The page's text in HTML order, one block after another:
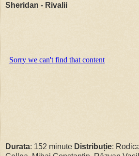
Sheridan - Rivalii
Durata: 152 minute Distribuție: